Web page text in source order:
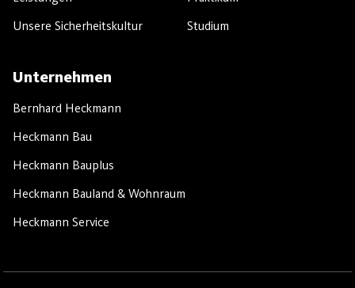
Unsere Sicherheitskultur
Studium
Unternehmen
Bernhard Heckmann
Heckmann Bau
Heckmann Bauplus
Heckmann Bauland & Wohnraum
Heckmann Service